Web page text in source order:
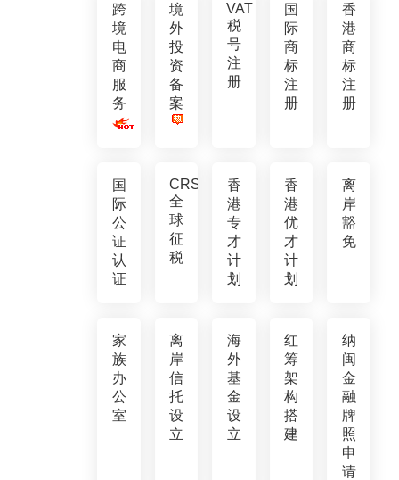
跨
境
电
商
服
务
境
外
投
资
备
案
VAT
税
号
注
册
国
际
商
标
注
册
香
港
商
标
注
册
国
际
公
证
认
证
CRS
全
球
征
税
香
港
专
才
计
划
香
港
优
才
计
划
离
岸
豁
免
家
族
办
公
室
离
岸
信
托
设
立
海
外
基
金
设
立
红
筹
架
构
搭
建
纳
闽
金
融
牌
照
申
请